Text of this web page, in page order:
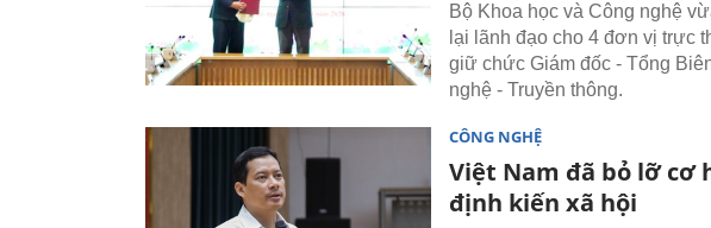
Bộ Khoa học và Công nghệ
lại lãnh đạo cho 4 đơn vị trực
giữ chức Giám đốc - Tổng
nghệ - Truyền thông.
CÔNG NGHỆ
Việt Nam đã bỏ lỡ cơ
định kiến xã hội